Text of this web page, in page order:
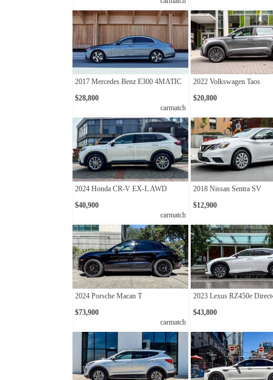
2017 Mercedes Benz E300 4MATIC
$28,800
carmatch
2022 Volkswagen Taos
$20,800
2024 Honda CR-V EX-L AWD
$40,900
carmatch
2018 Nissan Sentra SV
$12,900
2024 Porsche Macan T
$73,900
carmatch
2023 Lexus RZ450e
$43,800